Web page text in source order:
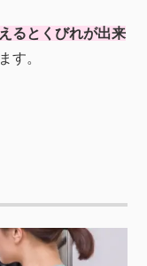
るとくびれが出来
す。